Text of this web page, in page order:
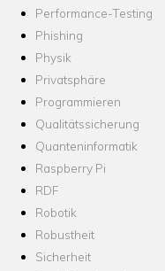
Performance-Testing
Phishing
Physik
Privatsphäre
Programmieren
Qualitätssicherung
Quanteninformatik
Raspberry Pi
RDF
Robotik
Robustheit
Sicherheit